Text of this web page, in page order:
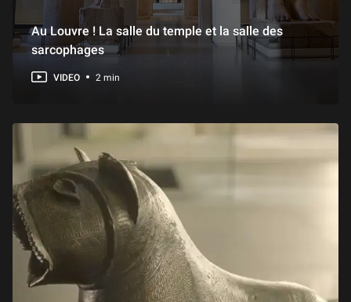
Au Louvre ! La salle du temple et la salle des
sarcophages
VIDEO 2 min